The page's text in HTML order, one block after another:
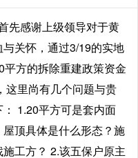
先感谢上级领导对于黄
关怀，通过3/19的实地
方的拆除重建政策资金
这里尚有几个问题与贵
1.20平方可是套内面
顶具体是什么形态？施
工方？ 2.该五保户原主